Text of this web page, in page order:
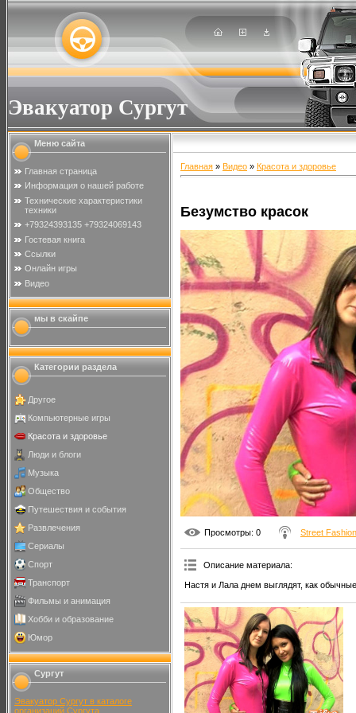
Эвакуатор Сургут
Меню сайта
Главная страница
Информация о нашей работе
Технические характеристики
техники
+79324393135 +79324069143
Гостевая книга
Ссылки
Онлайн игры
Видео
мы в скайпе
Категории раздела
Другое
Компьютерные игры
Красота и здоровье
Люди и блоги
Музыка
Общество
Путешествия и события
Развлечения
Сериалы
Спорт
Транспорт
Фильмы и анимация
Хобби и образование
Юмор
Сургут
Эвакуатор Сургут в каталоге
организаций Сургута
Главная » Видео » Красота и здоровье
Безумство красок
Просмотры: 0 Street Fashion
Описание материала:
Настя и Лала днем выглядят, как